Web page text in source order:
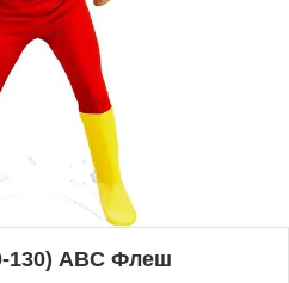
ABC Флеш